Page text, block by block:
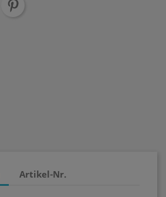
Artikel-Nr.